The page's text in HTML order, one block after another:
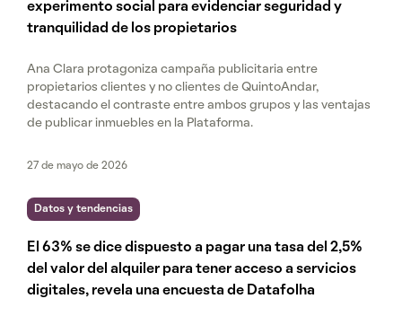
experimento social para evidenciar seguridad y
tranquilidad de los propietarios
Ana Clara protagoniza campaña publicitaria entre
propietarios clientes y no clientes de QuintoAndar,
destacando el contraste entre ambos grupos y las ventajas
de publicar inmuebles en la Plataforma.
27 de mayo de 2026
Datos y tendencias
El 63% se dice dispuesto a pagar una tasa del 2,5%
del valor del alquiler para tener acceso a servicios
digitales, revela una encuesta de Datafolha